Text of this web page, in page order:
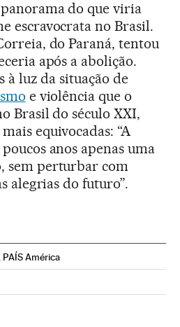
do que viria
escravocrata no Brasil.
do Paraná, tentou
após a abolição.
à luz da situação de
e violência que o
Brasil do século XXI,
equivocadas: “A
anos apenas uma
sem perturbar com
alegrias do futuro”.
América
Instagram